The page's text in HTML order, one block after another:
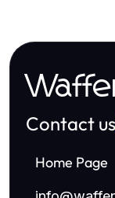
Contact us
Home Page